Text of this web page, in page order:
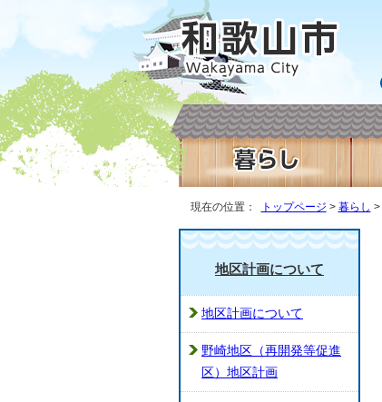
現在の位置： トップページ > 暮らし >
地区計画について
地区計画について
野崎地区（再開発等促進
区）地区計画